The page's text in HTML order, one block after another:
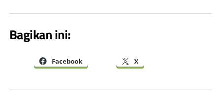
Bagikan ini:
Facebook X